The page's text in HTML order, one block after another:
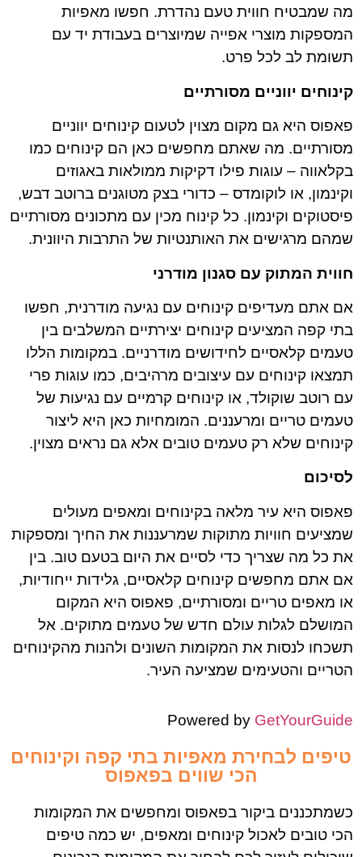
מה שמבטיח חווית טעם נהדרת. חפשו מאפיות
המספקות מוצרי אפייה שמיוצרים בעבודת יד עם
תשומת לב לכל פרט.
קינוחים יווניים מסורתיים
פאפוס היא גם מקום מצוין לטעום קינוחים יווניים
מסורתיים. מה שאתם מחפשים כאן הם קינוחים כמו
בקלאווה – עוגות פילו דקיקות ממולאות באגוזים
וקינמון, או לוקומדס – כדורי בצק מטוגנים ברוטב דבש,
פיסטוקים וקינמון. כל קינוח מכין עם מתכונים מסורתיים
שמהם מרגישים את האותנטיות של התרבות היוונית.
חווית המתוק עם סגנון מודרני
אם אתם מעדיפים קינוחים עם נגיעה מודרנית, חפשו
בתי קפה המציעים קינוחים יצירתיים המשלבים בין
טעמים קלאסיים לחידושים מודרניים. במקומות הללו
תמצאו קינוחים עם עיצובים מרהיבים, כמו עוגות פרי
עם רוטב שוקולד, או קינוחים קרמיים עם נגיעות של
טעמים טריים ומרעננים. המומחיות כאן היא ליצור
קינוחים שלא רק טעמים טובים אלא גם נראים מצוין.
לסיכום
פאפוס היא עיר מלאה בקינוחים ומאפים מעולים
שמציעים חוויות מתוקות שמרעננות את החיך ומספקות
את כל מה שצריך כדי לסיים את היום בטעם טוב. בין
אם אתם מחפשים קינוחים קלאסיים, גלידות ייחודיות,
או מאפים טריים ומסורתיים, פאפוס היא המקום
המושלם לגלות עולם חדש של טעמים מתוקים. אל
תשכחו לנסות את המקומות השונים ולהנות מהקינוחים
הטריים והטעימים שמציעה העיר.
Powered by GetYourGuide
טיפים לבחירת מאפיות בתי קפה וקינוחים
הכי שווים בפאפוס
כשמתכננים ביקור בפאפוס ומחפשים את המקומות
הכי טובים לאכול קינוחים ומאפים, יש כמה טיפים